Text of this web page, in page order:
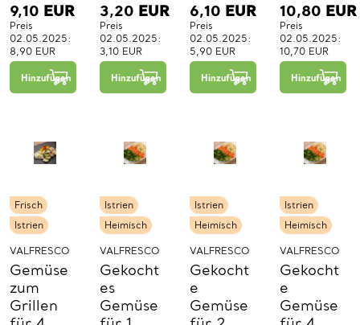
9,10 EUR
Preis
02.05.2025:
8,90 EUR
Hinzufügen 1 +
3,20 EUR
Preis
02.05.2025:
3,10 EUR
Hinzufügen 1 +
6,10 EUR
Preis
02.05.2025:
5,90 EUR
Hinzufügen 1 +
10,80 EUR
Preis
02.05.2025:
10,70 EUR
Hinzufügen
Istrien
Frisch
VALFRESCO
Gemüse
zum
Grillen
Heimisch
Istrien
VALFRESCO
Gekocht
es
Gemüse
Heimisch
Istrien
VALFRESCO
Gekocht
e
Gemüse
Heimisch
Istrien
VALFRESCO
Gekocht
e
Gemüse